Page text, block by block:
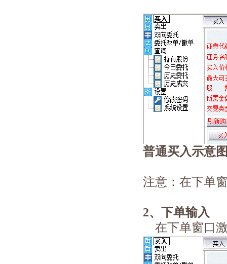
普通买入示意
注意：在下单
2、下单输入
在下单窗口